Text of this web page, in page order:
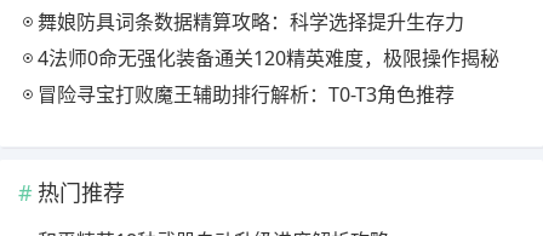
舞娘防具词条数据精算攻略：科学选择提升生存力
4法师0命无强化装备通关120精英难度，极限操作揭秘
冒险寻宝打败魔王辅助排行解析：T0-T3角色推荐
热门推荐